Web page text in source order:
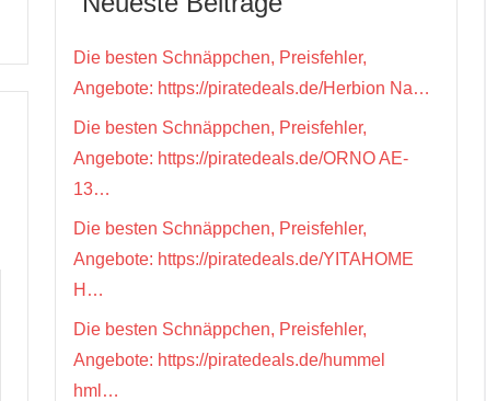
Die besten Schnäppchen, Preisfehler,
Angebote: https://piratedeals.de/Herbion Na…
Die besten Schnäppchen, Preisfehler,
Angebote: https://piratedeals.de/ORNO AE-
13…
Die besten Schnäppchen, Preisfehler,
Angebote: https://piratedeals.de/YITAHOME
H…
Die besten Schnäppchen, Preisfehler,
Angebote: https://piratedeals.de/hummel
hml…